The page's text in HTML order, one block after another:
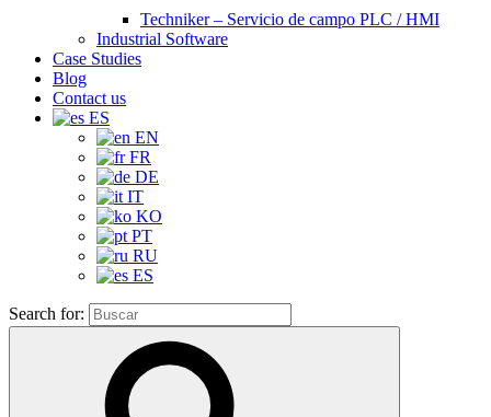
Techniker – Servicio de campo PLC / HMI
Industrial Software
Case Studies
Blog
Contact us
ES
EN
FR
DE
IT
KO
PT
RU
ES
Search for: